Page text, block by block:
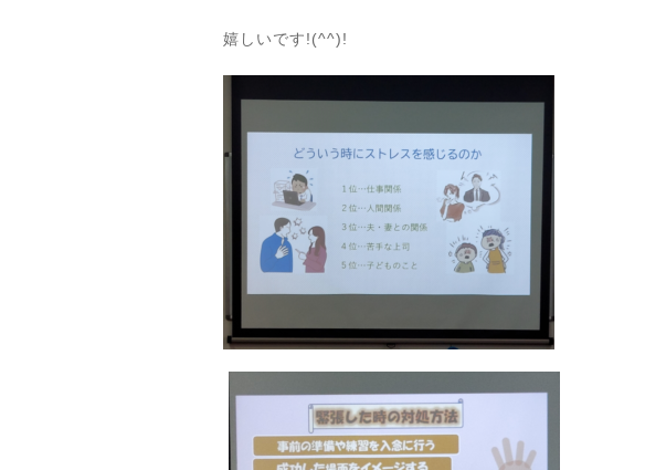
嬉しいです!(^^)!